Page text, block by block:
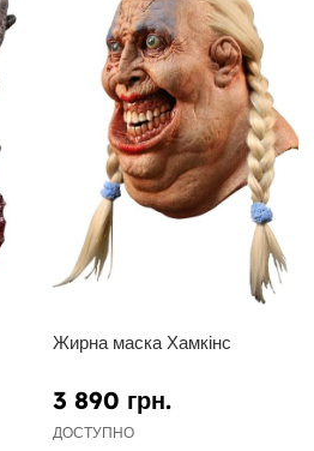
Жирна маска Хамкінс
3 890 грн.
ДОСТУПНО